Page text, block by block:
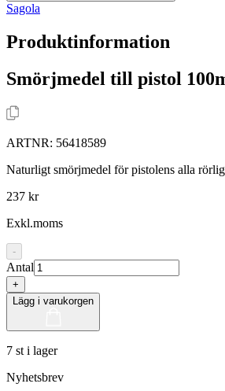
Sagola
Produktinformation
Smörjmedel till pistol
ARTNR: 56418589
Naturligt smörjmedel för pistolens alla
237 kr
Exkl.moms
-
Antal
+
Lägg i varukorgen
7 st i lager
Nyhetsbrev